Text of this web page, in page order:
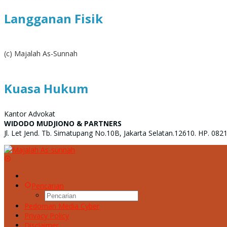
Langganan Fisik
(c) Majalah As-Sunnah
Kuasa Hukum
Kantor Advokat
WIDODO MUDJIONO & PARTNERS
Jl. Let Jend. Tb. Simatupang No.10B, Jakarta Selatan.12610. HP.
Pencarian
Pedoman Media Cyber
Privacy Policy